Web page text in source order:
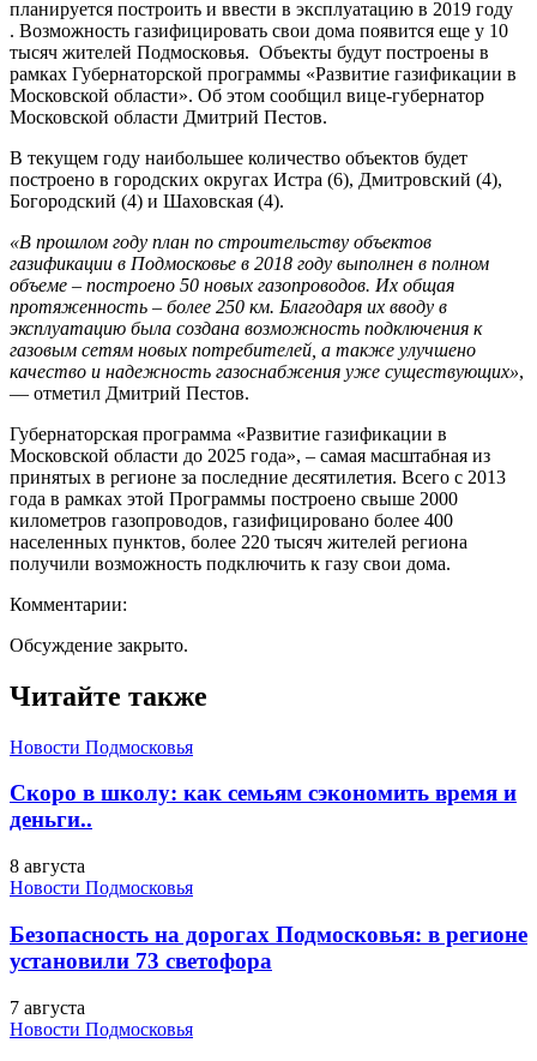
планируется построить и ввести в эксплуатацию в 2019 году
. Возможность газифицировать свои дома появится еще у 10
тысяч жителей Подмосковья. Объекты будут построены в
рамках Губернаторской программы «Развитие газификации в
Московской области». Об этом сообщил вице-губернатор
Московской области Дмитрий Пестов.
В текущем году наибольшее количество объектов будет
построено в городских округах Истра (6), Дмитровский (4),
Богородский (4) и Шаховская (4).
«В прошлом году план по строительству объектов
газификации в Подмосковье в 2018 году выполнен в полном
объеме – построено 50 новых газопроводов. Их общая
протяженность – более 250 км. Благодаря их вводу в
эксплуатацию была создана возможность подключения к
газовым сетям новых потребителей, а также улучшено
качество и надежность газоснабжения уже существующих»,
— отметил Дмитрий Пестов.
Губернаторская программа «Развитие газификации в
Московской области до 2025 года», – самая масштабная из
принятых в регионе за последние десятилетия. Всего с 2013
года в рамках этой Программы построено свыше 2000
километров газопроводов, газифицировано более 400
населенных пунктов, более 220 тысяч жителей региона
получили возможность подключить к газу свои дома.
Комментарии:
Обсуждение закрыто.
Читайте также
Новости Подмосковья
Скоро в школу: как семьям сэкономить время и
деньги..
8 августа
Новости Подмосковья
Безопасность на дорогах Подмосковья: в регионе
установили 73 светофора
7 августа
Новости Подмосковья